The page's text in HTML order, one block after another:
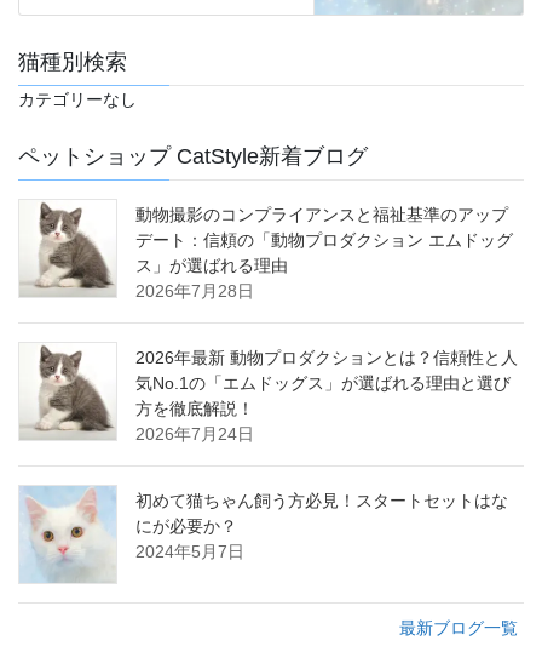
猫種別検索
カテゴリーなし
ペットショップ CatStyle新着ブログ
動物撮影のコンプライアンスと福祉基準のアップ
デート：信頼の「動物プロダクション エムドッグ
ス」が選ばれる理由
2026年7月28日
2026年最新 動物プロダクションとは？信頼性と人
気No.1の「エムドッグス」が選ばれる理由と選び
方を徹底解説！
2026年7月24日
初めて猫ちゃん飼う方必見！スタートセットはな
にが必要か？
2024年5月7日
最新ブログ一覧